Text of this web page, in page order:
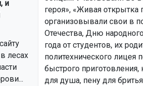
и
лесах
героя», «Живая открытка
организовывали свои в
Отечества, Дню
года от студентов, их
политехнического
быстрого приготовления,
для душа, пену для